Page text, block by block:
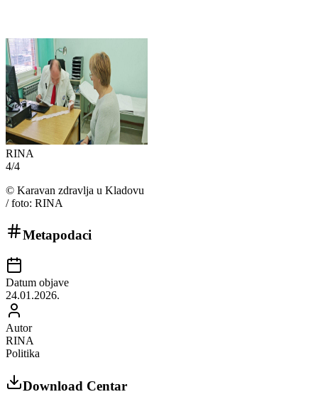
RINA
4/4
© Karavan zdravlja u Kladovu
/ foto: RINA
Metapodaci
Datum objave
24.01.2026.
Autor
RINA
Politika
Download Centar